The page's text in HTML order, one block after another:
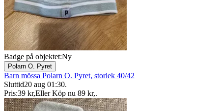
Badge på objektet:Ny
Polarn O. Pyret
Barn mössa Polarn O. Pyret, storlek 40/42
Sluttid20 aug 01:30.
Pris:39 kr,Eller Köp nu 89 kr,.